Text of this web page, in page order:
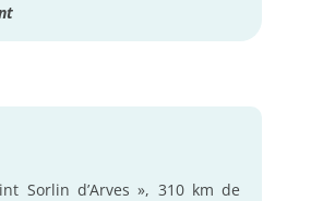
Sorlin d’Arves », 310 km de